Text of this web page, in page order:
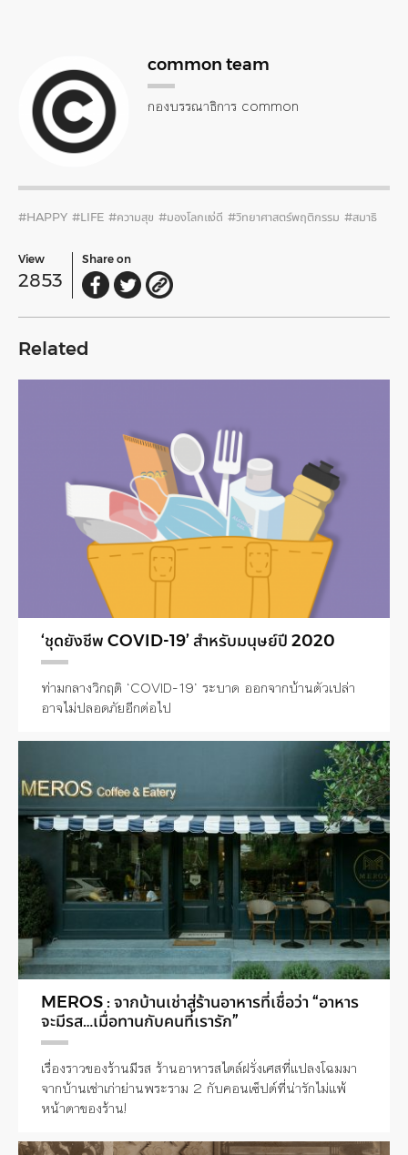
common team
กองบรรณาธิการ common
#HAPPY #LIFE #ความสุข #มองโลกแง่ดี #วิทยาศาสตร์พฤติกรรม #สมาธิ
View
2853
Share on
Related
‘ชุดยังชีพ COVID-19’ สำหรับมนุษย์ปี 2020
ท่ามกลางวิกฤติ ‘COVID-19’ ระบาด ออกจากบ้านตัวเปล่า
อาจไม่ปลอดภัยอีกต่อไป
MEROS : จากบ้านเช่าสู่ร้านอาหารที่เชื่อว่า “อาหาร
จะมีรส…เมื่อทานกับคนที่เรารัก”
เรื่องราวของร้านมีรส ร้านอาหารสไตล์ฝรั่งเศสที่แปลงโฉมมา
จากบ้านเช่าเก่าย่านพระราม 2 กับคอนเซ็ปต์ที่น่ารักไม่แพ้
หน้าตาของร้าน!